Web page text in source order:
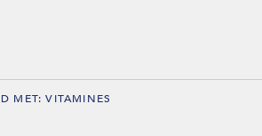
MET:VITAMINES